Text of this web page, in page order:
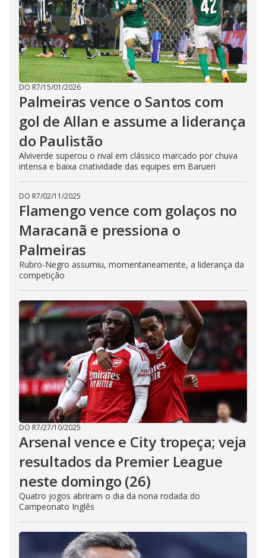
DO R7/15/01/2026
Palmeiras vence o Santos com
gol de Allan e assume a liderança
do Paulistão
Alviverde superou o rival em clássico marcado por chuva
intensa e baixa criatividade das equipes em Barueri
DO R7/02/11/2025
Flamengo vence com golaços no
Maracanã e pressiona o
Palmeiras
Rubro-Negro assumiu, momentaneamente, a liderança da
competição
DO R7/27/10/2025
Arsenal vence e City tropeça; veja
resultados da Premier League
neste domingo (26)
Quatro jogos abriram o dia da nona rodada do
Campeonato Inglês